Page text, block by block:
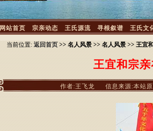
网站首页 宗亲动态 王氏源流 寻根叙谱 王氏文
当前位置: 返回首页>> 名人风景 >> 名人风景 >> 王宜
王宜和宗
作者:王飞龙 信息来源:本站